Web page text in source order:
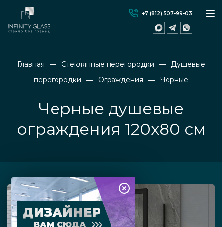
+7 (812) 507-99-03
Главная Стеклянные перегородки
Душевые
перегородки
Ограждения Черные
Черные душевые
ограждения 120х80 см
ДИЗАЙНЕР
ВАМ СЮДА